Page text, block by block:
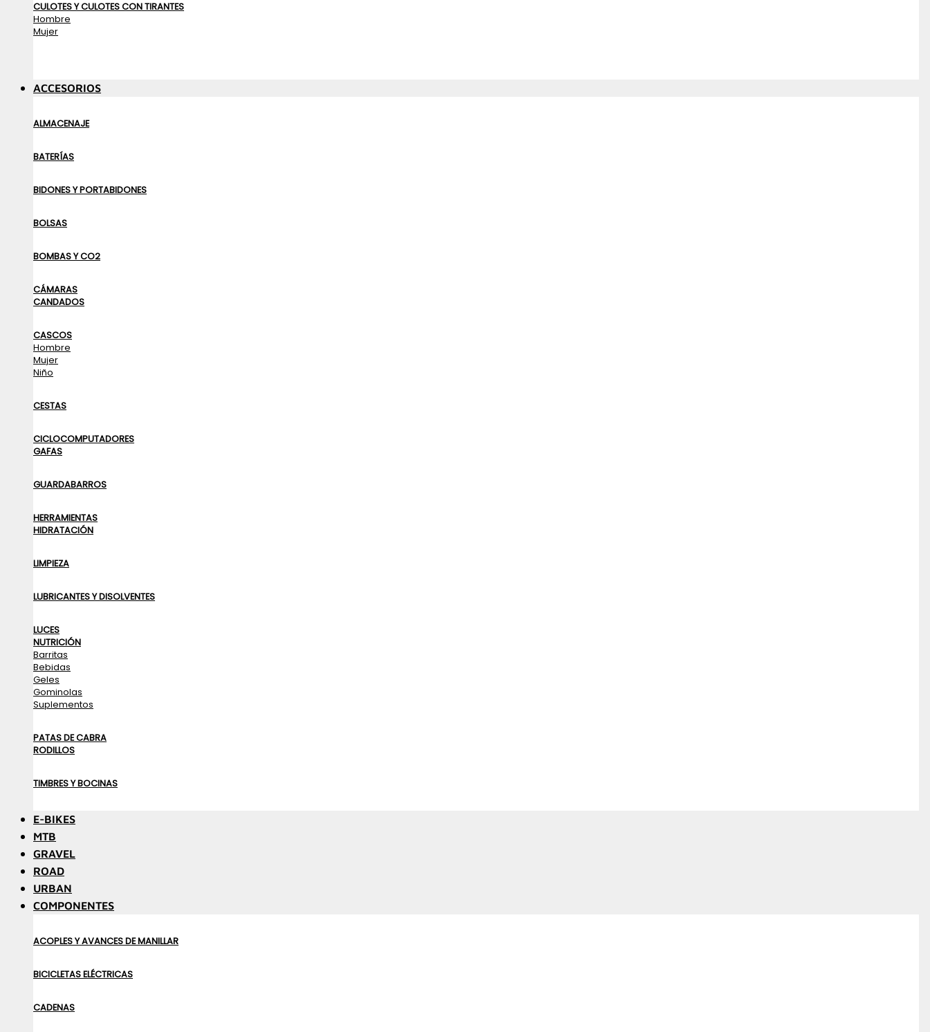
CULOTES Y CULOTES CON TIRANTES
Hombre
Mujer
ACCESORIOS
ALMACENAJE
BATERÍAS
BIDONES Y PORTABIDONES
BOLSAS
BOMBAS Y CO2
CÁMARAS
CANDADOS
CASCOS
Hombre
Mujer
Niño
CESTAS
CICLOCOMPUTADORES
GAFAS
GUARDABARROS
HERRAMIENTAS
HIDRATACIÓN
LIMPIEZA
LUBRICANTES Y DISOLVENTES
LUCES
NUTRICIÓN
Barritas
Bebidas
Geles
Gominolas
Suplementos
PATAS DE CABRA
RODILLOS
TIMBRES Y BOCINAS
E-BIKES
MTB
GRAVEL
ROAD
URBAN
COMPONENTES
ACOPLES Y AVANCES DE MANILLAR
BICICLETAS ELÉCTRICAS
CADENAS